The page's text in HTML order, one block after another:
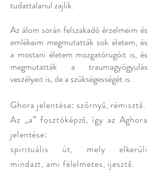
tudattalanul zajlik.
Az álom során felszakadó érzelmeim és
emlékeim megmutatták sok életem, és
a mostani életem mozgatórugóit is, és
megmutatták a traumagyógyulás
veszélyeit is, de a szükségességét is.
Ghora jelentése: szörnyű, rémisztő.
Az „a” fosztóképző, így az Aghora
jelentése:
spirituális út, mely elkerüli
mindazt, ami félelmetes, ijesztő.